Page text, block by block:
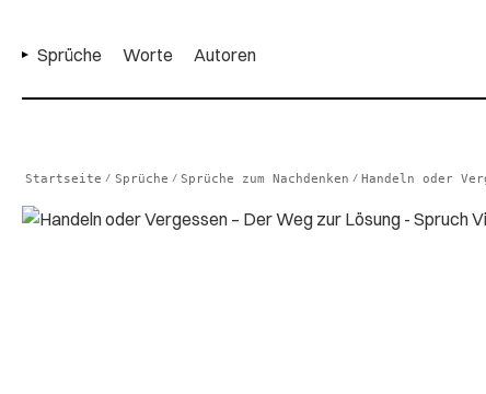
Sprüche Worte Autoren
Startseite / Sprüche / Sprüche zum Nachdenken /